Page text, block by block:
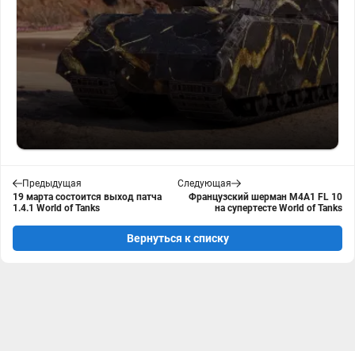
Предыдущая
19 марта состоится выход патча
1.4.1 World of Tanks
Следующая
Французский шерман M4A1 FL 10
на супертесте World of Tanks
Вернуться к списку